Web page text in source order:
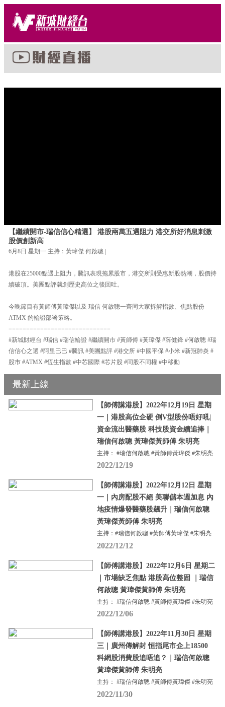
【繼續開市-瑞信信心精選】 港股兩萬五遇阻力 港交所好消息刺激
股價創新高
6月8日 星期一 主持：黃瑋傑 何啟聰 |
港股在25000點遇上阻力，騰訊表現拖累股市，港交所則受惠新股熱潮，股價持
續破頂。美團點評就創歷史高位之後回吐。
今晚節目有黃師傅黃瑋傑以及 瑞信 何啟聰一齊同大家拆解指數、焦點股份
ATMX 的輪證部署策略。
=============================
#新城財經台 #瑞信 #瑞信輪證 #繼續開市 #黃師傅 #黃瑋傑 #薛健鋒 #何啟聰 #瑞
信信心之選 #阿里巴巴 #騰訊 #美團點評 #港交所 #中國平保 #小米 #新冠肺炎 #
股市 #ATMX #恆生指數 #中芯國際 #芯片股 #同股不同權 #中移動
最新上線
【師傅講港股】2022年12月19日 星期
一｜港股高位企硬 倒V型股份唔好吼|
資金流出醫藥股 科技股資金續追捧｜
瑞信何啟聰 黃瑋傑黃師傅 朱明亮
主持： #瑞信何啟聰 #黃師傅黃瑋傑 #朱明亮
2022/12/19
【師傅講港股】2022年12月12日 星期
一｜內房配股不絕 美聯儲本週加息 內
地疫情爆發醫藥股飆升｜瑞信何啟聰
黃瑋傑黃師傅 朱明亮
主持：#瑞信何啟聰 #黃師傅黃瑋傑 #朱明亮
2022/12/12
【師傅講港股】2022年12月6日 星期二
｜市場缺乏焦點 港股高位整固 ｜瑞信
何啟聰 黃瑋傑黃師傅 朱明亮
主持： #瑞信何啟聰 #黃師傅黃瑋傑 #朱明亮
2022/12/06
【師傅講港股】2022年11月30日 星期
三｜廣州傳解封 恒指尾市企上18500
科網股消費股追唔追？｜瑞信何啟聰
黃瑋傑黃師傅 朱明亮
主持： #瑞信何啟聰 #黃師傅黃瑋傑 #朱明亮
2022/11/30